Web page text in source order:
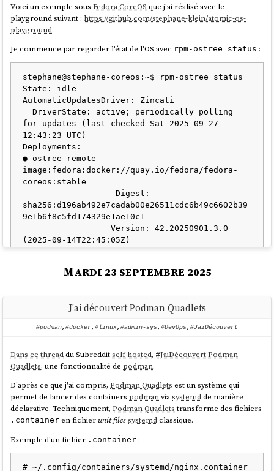
Un autre composant important deFedora CoreOSestzincati
service responsable de l'exécution des mises à jour automatiques.
prudence de déploiement (rollout_wariness) et de lastratégie de
mise à jour:immediateouperiodic(plage horaire définie dans la
semaine).
CoreOSutilisant par défaut la stratégie immediate
automatiquement les nouvelles releases dès le premier démarrage et
lance immédiatement leur téléchargement, suivi d'un redémarrage.
Le téléchargement par deltas rend l'upgrade vers la dernière release
très rapide.
zincatipermet également decoordonner les mises à jour de plusieurs
serveurs, fonctionnalité particulièrement utile dans le contexte d'un
. Je n'ai pas encore testé cette fonctionnalité.
Note suivante : " composefs, un filesystem spécialement créé pour les
besoins des distributions atomic ".
Voici un exemple sousFedora CoreOS que j'ai réalisé avec le
playground suivant : https://github.com/stephane-klein/atomic-os-
playground.
Je commence par regarder l'état de l'OS avec rpm-ostree status :
stephane@stephane-coreos:~$ rpm-ostree status
State: idle
AutomaticUpdatesDriver: Zincati
  DriverState: active; periodically polling
for updates (last checked Sat 2025-09-27
12:43:23 UTC)
Deployments:
● ostree-remote-
image:fedora:docker://quay.io/fedora/fedora-
coreos:stable
                   Digest:
sha256:d196ab492e7cadab00e26511cdc6b49c6602b39
9e1b6f8c5fd174329e1ae10c1
                  Version: 42.20250901.3.0
Je constate que la version
identifiée par le
est installée.
dernière release du stream
listé sur cette page
https://fedoraproject.org/coreos/release-notes?
arch=x86_64&stream=stable.
stephane@stephane-coreos:~$ sudo rpm-ostree
install neovim
Checking out tree 1e5b81c... done
Enabled rpm-md repositories: fedora-cisco-
openh264 updates fedora updates-archive
openh264'... done
Updating metadata for 'updates'... done
Updating metadata for 'fedora'... done
Mardi 23 septembre 2025
J'ai découvert Podman Quadlets
#podman, #docker, #linux, #admin-sys, #DevOps, #JaiDécouvert
Dans ce threaddu Subredditself hosted, #JaiDécouvert Podman
Quadlets, une fonctionnalité de podman.
D'après ce que j'ai compris,Podman Quadlets est un système qui
permet de lancer des containers podmanviasystemdde manière
déclarative. Techniquement,Podman Quadletstransforme des fichiers
.container en fichierunit files systemdclassique.
Exemple d'un fichier .container :
# ~/.config/containers/systemd/nginx.container